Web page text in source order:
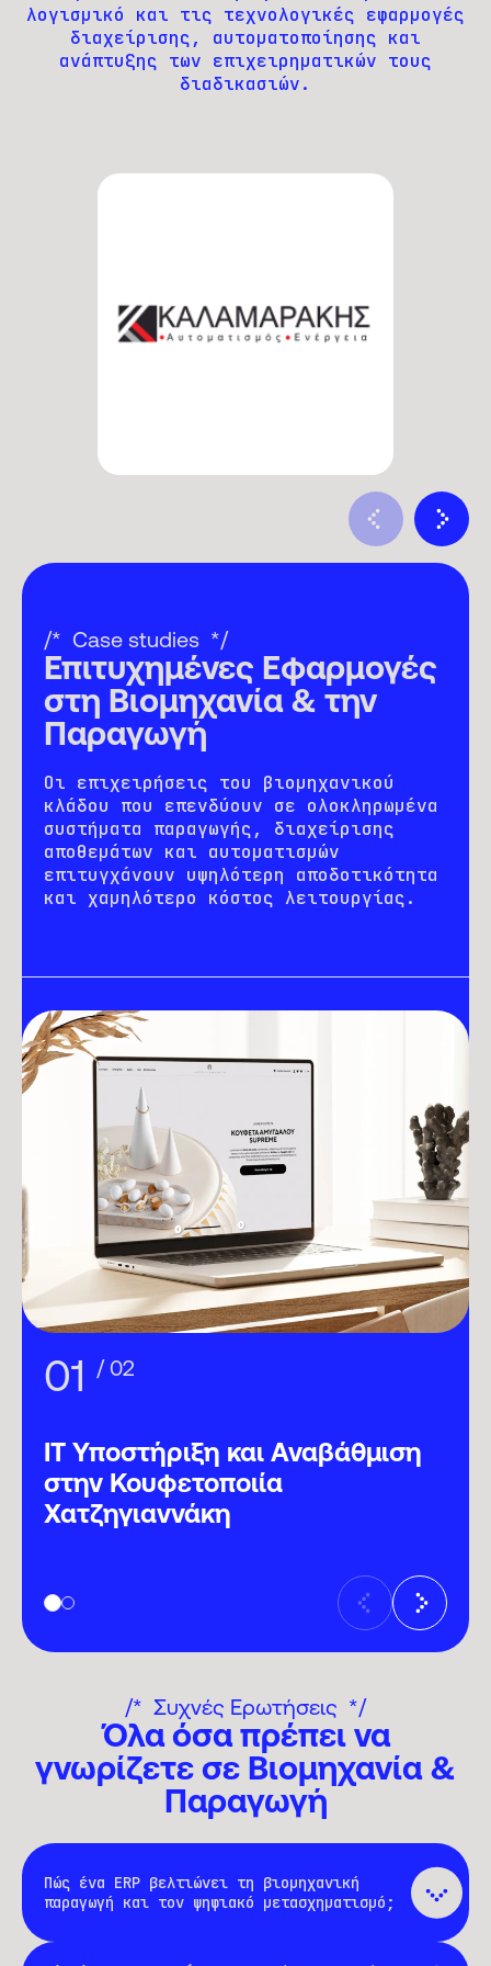
λογισμικό και τις τεχνολογικές εφαρμογές
διαχείρισης, αυτοματοποίησης και
ανάπτυξης των επιχειρηματικών τους
διαδικασιών.
Case studies
Επιτυχημένες Εφαρμογές
στη Βιομηχανία & την
Παραγωγή
Οι επιχειρήσεις του βιομηχανικού
κλάδου που επενδύουν σε ολοκληρωμένα
συστήματα παραγωγής, διαχείρισης
αποθεμάτων και αυτοματισμών
επιτυγχάνουν υψηλότερη αποδοτικότητα
και χαμηλότερο κόστος λειτουργίας.
/ 02
IT Υποστήριξη και Αναβάθμιση
στην Κουφετοποιία
Χατζηγιαννάκη
ROLLER ΚΑΠΠΑΤΟΣ
Συχνές Ερωτήσεις
Όλα όσα πρέπει να
γνωρίζετε σε Βιομηχανία &
Παραγωγή
Πώς ένα ERP βελτιώνει τη βιομηχανική
παραγωγή και τον ψηφιακό μετασχηματισμό;
Ένα σύγχρονο ERP ενοποιεί δεδομένα